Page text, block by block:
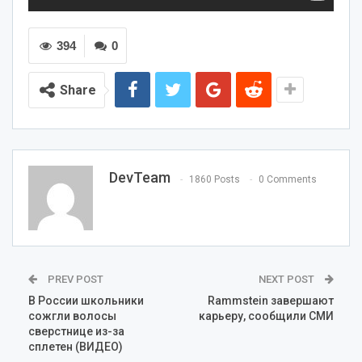
0
394
Share
DevTeam 1860 Posts 0 Comments
PREV POST
В России школьники
сожгли волосы
сверстнице из-за
сплетен (ВИДЕО)
NEXT POST
Rammstein завершают
карьеру, сообщили СМИ